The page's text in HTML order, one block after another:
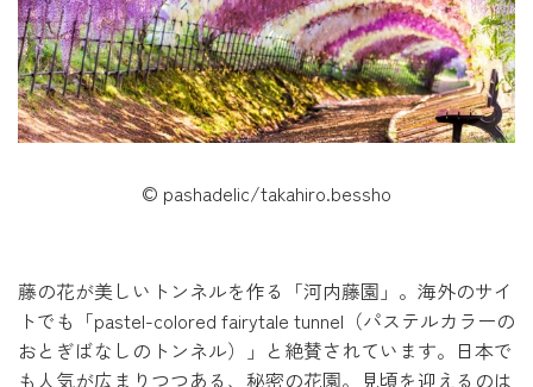
© pashadelic/takahiro.bessho
藤の花が美しいトンネルを作る「河内藤園」。海外のサイ
トでも「pastel-colored fairytale tunnel（パステルカラーの
おとぎばなしのトンネル）」と絶賛されています。日本で
も人気が広まりつつある、秘密の花園。見頃を迎えるのは